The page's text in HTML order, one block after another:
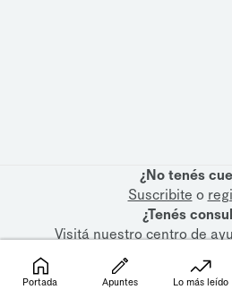
¿No tenés
Suscribite o
¿Tenés
Visitá nuestrocentro de
Portada Apuntes Lo más leído